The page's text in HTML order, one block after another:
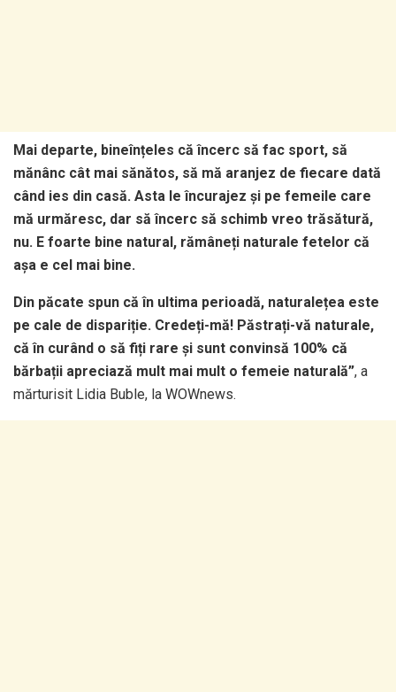
Mai departe, bineînțeles că încerc să fac sport, să
mănânc cât mai sănătos, să mă aranjez de fiecare dată
când ies din casă. Asta le încurajez și pe femeile care
mă urmăresc, dar să încerc să schimb vreo trăsătură,
nu. E foarte bine natural, rămâneți naturale fetelor că
așa e cel mai bine.
Din păcate spun că în ultima perioadă, naturalețea este
pe cale de dispariție. Credeți-mă! Păstrați-vă naturale,
că în curând o să fiți rare și sunt convinsă 100% că
bărbații apreciază mult mai mult o femeie naturală”, a
mărturisit Lidia Buble, la WOWnews.